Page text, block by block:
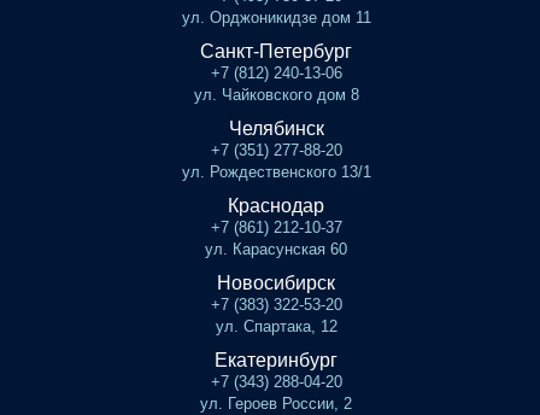
ул. Орджоникидзе дом 11
Санкт-Петербург
+7 (812) 240-13-06
ул. Чайковского дом 8
Челябинск
+7 (351) 277-88-20
ул. Рождественского 13/1
Краснодар
+7 (861) 212-10-37
ул. Карасунская 60
Новосибирск
+7 (383) 322-53-20
ул. Спартака, 12
Екатеринбург
+7 (343) 288-04-20
ул. Героев России, 2